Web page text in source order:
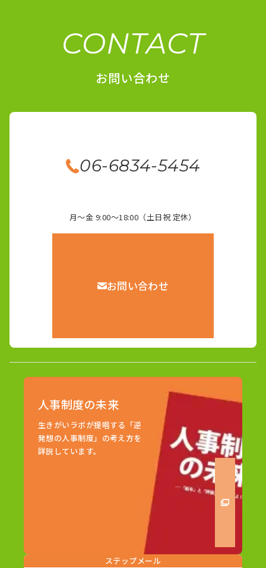
CONTACT
お問い合わせ
06-6834-5454
月～金 9:00～18:00（土日祝 定休）
お問い合わせ
人事制度の未来
生きがいラボが提唱する「逆
発想の人事制度」の考え方を
詳説しています。
ステップメール